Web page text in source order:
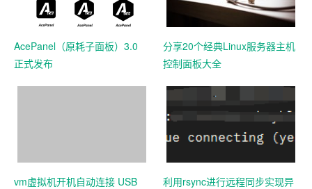
AcePanel（原耗子面板）3.0
正式发布
分享20个经典Linux服务器主机
控制面板大全
vm虚拟机开机自动连接 USB
利用rsync进行远程同步实现异